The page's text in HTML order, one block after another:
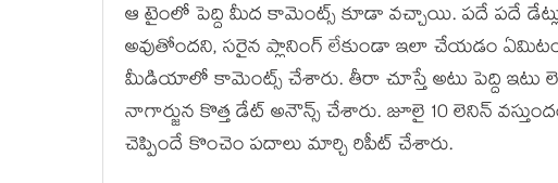
ఆ టైంలో పెద్ది మీద కామెంట్స్ కూడా వచ్చాయి. పదే పదే
అవుతోందని, సరైన ప్లానింగ్ లేకుండా ఇలా చేయడం
మీడియాలో కామెంట్స్ చేశారు. తీరా చూస్తే అటు పెద్ది ఇటు
నాగార్జున కొత్త డేట్ అనౌన్స్ చేశారు. జూలై 10 లెనిన్
చెప్పిందే కొంచెం పదాలు మార్చి రిపీట్ చేశారు.